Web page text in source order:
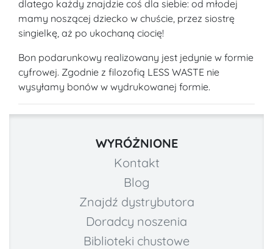
dlatego każdy znajdzie coś dla siebie: od młodej
mamy noszącej dziecko w chuście, przez siostrę
singielkę, aż po ukochaną ciocię!
Bon podarunkowy realizowany jest jedynie w formie
cyfrowej. Zgodnie z filozofią LESS WASTE nie
wysyłamy bonów w wydrukowanej formie.
WYRÓŻNIONE
Kontakt
Blog
Znajdź dystrybutora
Doradcy noszenia
Biblioteki chustowe